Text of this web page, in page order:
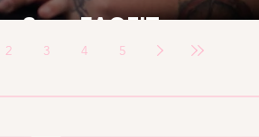
na FACEIT
2 3 4 5